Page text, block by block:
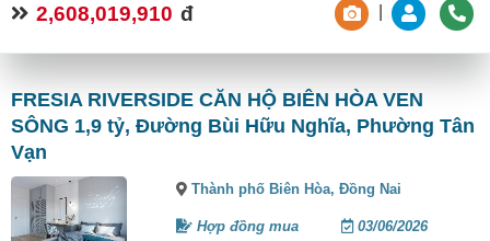
2,608,019,910 đ
FRESIA RIVERSIDE CĂN HỘ BIÊN HÒA VEN
SÔNG 1,9 tỷ, Đường Bùi Hữu Nghĩa, Phường Tân
Vạn
Thành phố Biên Hòa,Đồng Nai
Hợp đồng mua
03/06/2026